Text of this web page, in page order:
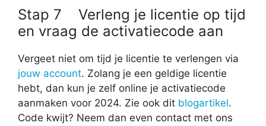
Stap 7 Verleng je licentie op tijd
en vraag de activatiecode aan
Vergeet niet om tijd je licentie te verlengen via
jouw account. Zolang je een geldige licentie
hebt, dan kun je zelf online je activatiecode
aanmaken voor 2024. Zie ook dit blogartikel.
Code kwijt? Neem dan even contact met ons